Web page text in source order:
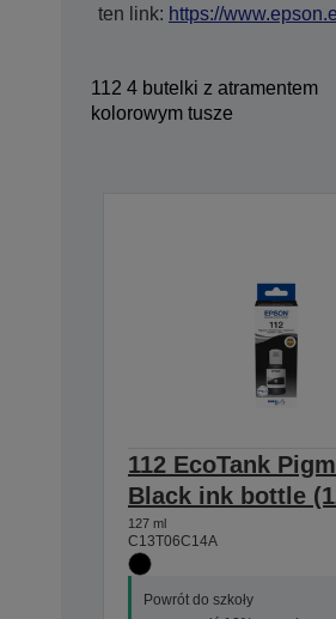
ten link: https://
112 4 butelki z atramentem
kolorowym tusze
112 EcoTank
Black ink bottle
127 ml
C13T06C14A
Powrót do szkoły